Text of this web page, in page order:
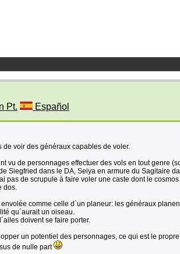
Pt. Español
de voir des généraux capables de voler.
vu de personnages effectuer des vols en tout genre
Siegfried dans le DA, Seiya en armure du Sagitaire
pas de scrupule à faire voler une caste dont le
dos.
comme celle d´un planeur: les généraux
qu´aurait un oiseau.
doivent se faire porter.
un potentiel des personnages, ce qui est le
de nulle part